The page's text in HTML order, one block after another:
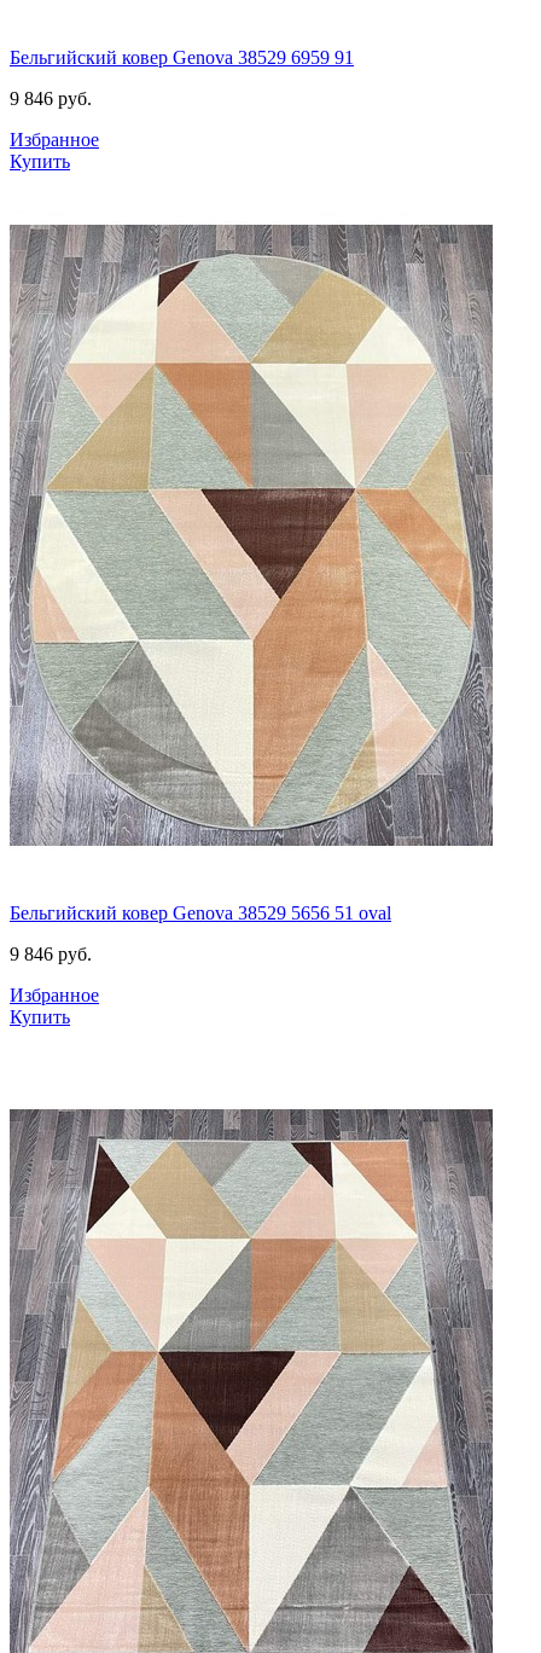
Бельгийский ковер Genova 38529 6959 91
9 846 руб.
Избранное
Купить
Бельгийский ковер Genova 38529 5656 51 oval
9 846 руб.
Избранное
Купить